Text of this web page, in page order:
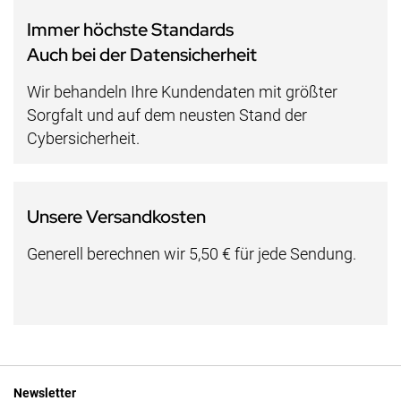
Immer höchste Standards
Auch bei der Datensicherheit
Wir behandeln Ihre Kundendaten mit größter
Sorgfalt und auf dem neusten Stand der
Cybersicherheit.
Unsere Versandkosten
Generell berechnen wir 5,50 € für jede Sendung.
Newsletter